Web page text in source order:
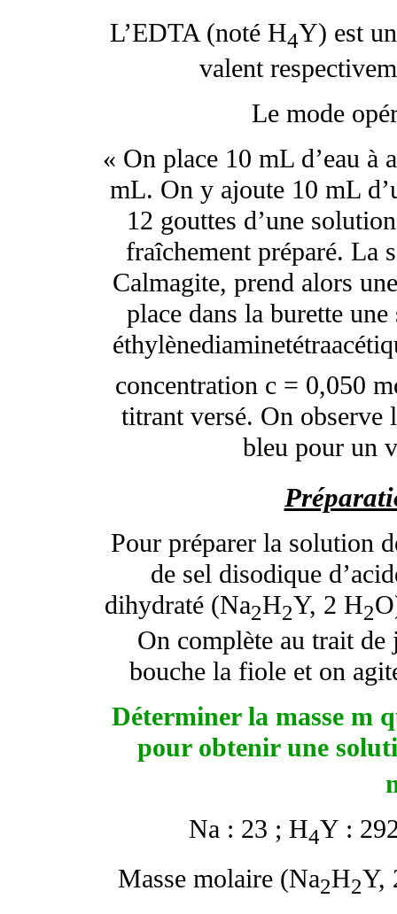
L’EDTA (noté H4Y) est
valent
Le mode
« On place 10 mL d’eau à
mL. On y ajoute 10 mL
12 gouttes d’une
fraîchement préparé. La
Calmagite, prend alors
place dans la burette
concentration c = 0,050
titrant versé. On observe
bleu pour un
Pour préparer la solution
de sel disodique
dihydraté (Na2H2Y, 2 H2
On complète au trait de
bouche la fiole et on
Déterminer la masse m
pour obtenir une
Na : 23 ; H4Y :
Masse molaire (Na2H2Y,